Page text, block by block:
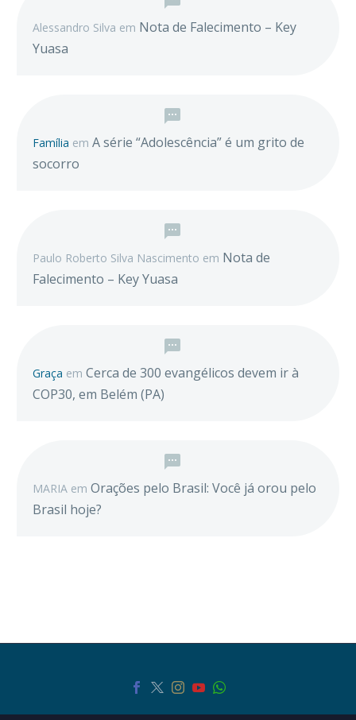
Alessandro Silva em Nota de Falecimento – Key
Yuasa
Família em A série “Adolescência” é um grito de
socorro
Paulo Roberto Silva Nascimento em Nota de
Falecimento – Key Yuasa
Graça em Cerca de 300 evangélicos devem ir à
COP30, em Belém (PA)
MARIA em Orações pelo Brasil: Você já orou pelo
Brasil hoje?